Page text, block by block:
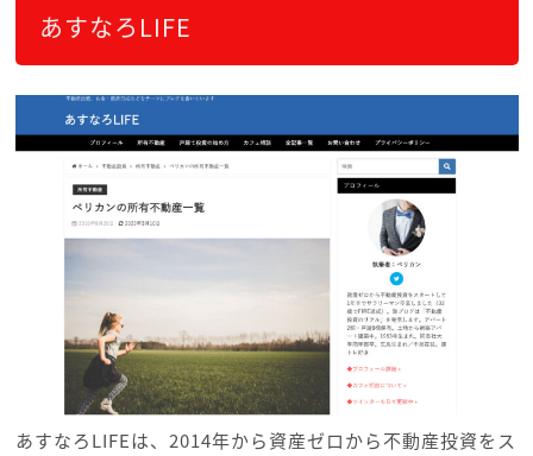
あすなろLIFE
あすなろLIFEは、2014年から資産ゼロから不動産投資をス